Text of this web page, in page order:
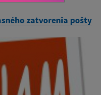
zatvorenia pošty